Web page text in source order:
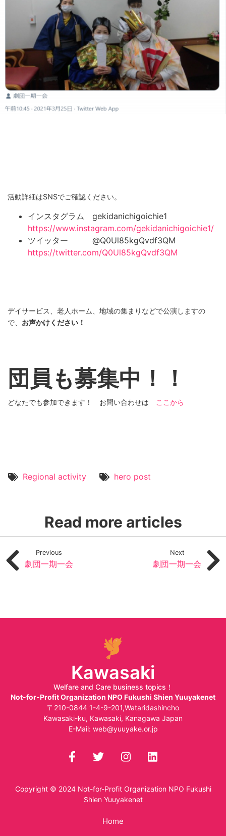
活動詳細はSNSでご確認ください。
インスタグラム gekidanichigoichie1
https://www.instagram.com/gekidanichigoichie1/
ツイッター @Q0Ul85kgQvdf3QM
https://twitter.com/Q0Ul85kgQvdf3QM
デイサービス、老人ホーム、地域の集まりなどで公演しますの
で、 お声かけください！
団員も募集中！！
どなたでも参加できます！ お問い合わせは ここから
Regional activity hero post
Read more articles
Previous
劇団一期一会
Next
劇団一期一会
Kawasaki
Welfare and Care business topics！
Not-for-Profit Organization NPO Fukushi Shien Yuuyakenet
〒210-0844 1-4-9-201,Wataridashincho
Kawasaki-ku, Kawasaki, Kanagawa Japan
E-Mail: web@yuuyake.or.jp
Copyright © 2024 Not-for-Profit Organization NPO Fukushi
Shien Yuuyakenet
Home